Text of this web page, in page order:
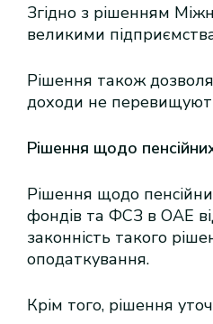
Згідно з рішенням
великими
Рішення також
доходи не
Рішення щодо
Рішення щодо
фондів та ФСЗ в ОАЕ
законність такого
оподаткування.
Крім того, рішення